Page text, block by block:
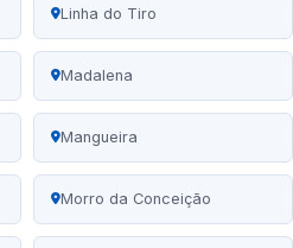
Linha do Tiro
Madalena
Mangueira
Morro da Conceição